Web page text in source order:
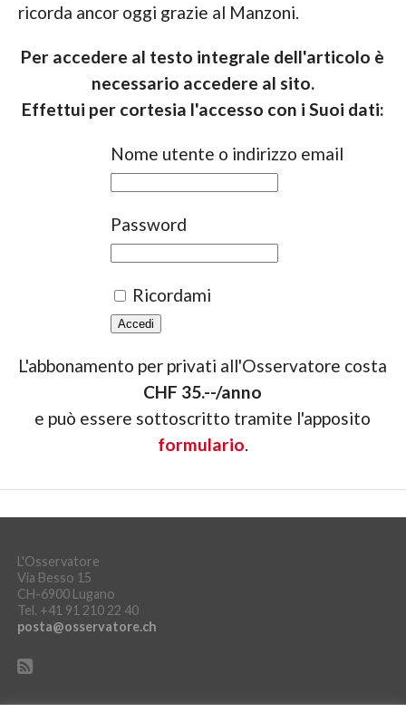
ricorda ancor oggi grazie al Manzoni.
Per accedere al testo integrale dell'articolo è
necessario accedere al sito.
Effettui per cortesia l'accesso con i Suoi dati:
Nome utente o indirizzo email
Password
Ricordami
L'abbonamento per privati all'Osservatore costa
CHF 35.--/anno
e può essere sottoscritto tramite l'apposito
formulario.
L'Osservatore
Via Besso 15
CH-6900 Lugano
Tel. +41 91 210 22 40
posta@osservatore.ch